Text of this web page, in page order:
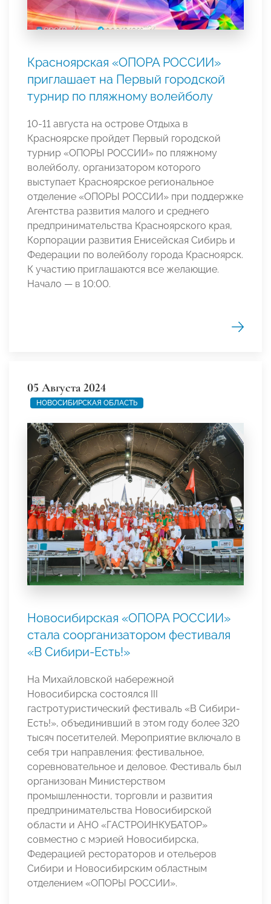
Красноярская «ОПОРА РОССИИ»
приглашает на Первый городской
турнир по пляжному волейболу
10-11 августа на острове Отдыха в
Красноярске пройдет Первый городской
турнир «ОПОРЫ РОССИИ» по пляжному
волейболу, организатором которого
выступает Красноярское региональное
отделение «ОПОРЫ РОССИИ» при поддержке
Агентства развития малого и среднего
предпринимательства Красноярского края,
Корпорации развития Енисейская Сибирь и
Федерации по волейболу города Красноярск.
К участию приглашаются все желающие.
Начало — в 10:00.
05 Августа 2024
НОВОСИБИРСКАЯ ОБЛАСТЬ
Новосибирская «ОПОРА РОССИИ»
стала соорганизатором фестиваля
«В Сибири-Есть!»
На Михайловской набережной
Новосибирска состоялся III
гастротуристический фестиваль «В Сибири-
Есть!», объединивший в этом году более 320
тысяч посетителей. Мероприятие включало в
себя три направления: фестивальное,
соревновательное и деловое. Фестиваль был
организован Министерством
промышленности, торговли и развития
предпринимательства Новосибирской
области и АНО «ГАСТРОИНКУБАТОР»
совместно с мэрией Новосибирска,
Федерацией рестораторов и отельеров
Сибири и Новосибирским областным
отделением «ОПОРЫ РОССИИ».